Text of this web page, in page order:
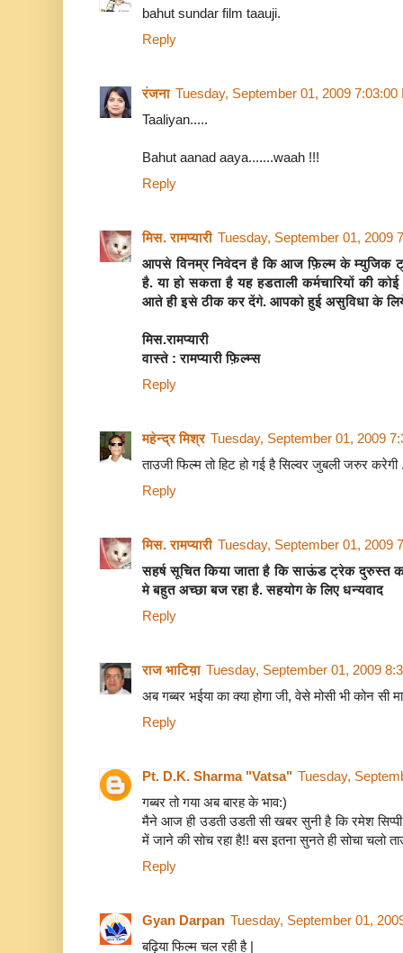
bahut sundar film taauji.
Reply
रंजना Tuesday, September 01, 2009 7:03:00
Taaliyan.....
Bahut aanad aaya.......waah !!!
Reply
मिस. रामप्यारी Tuesday, September 01, 2009
आपसे विनम्र निवेदन है कि आज फ़िल्म के म्युजिक
है. या हो सकता है यह हडताली कर्मचारियों की
आते ही इसे ठीक कर देंगे. आपको हुई असुविधा के लिये
मिस.रामप्यारी
वास्ते : रामप्यारी फ़िल्म्स
Reply
महेन्द्र मिश्र Tuesday, September 01, 2009
ताउजी फिल्म तो हिट हो गई है सिल्वर जुबली जरुर करेगी
Reply
मिस. रामप्यारी Tuesday, September 01, 2009
सहर्ष सूचित किया जाता है कि साऊंड ट्रेक दुरुस्त
मे बहुत अच्छा बज रहा है. सहयोग के लिए धन्यवाद
Reply
राज भाटिय़ा Tuesday, September 01, 2009
अब गब्बर भईया का क्या होगा जी, वेसे मोसी भी कोन सी
Reply
Pt. D.K. Sharma "Vatsa" Tuesday,
गब्बर तो गया अब बारह के भाव:)
मैने आज ही उडती उडती सी खबर सुनी है कि रमेश
में जाने की सोच रहा है!! बस इतना सुनते ही सोचा चलो
Reply
Gyan Darpan Tuesday, September 01,
बढ़िया फिल्म चल रही है |